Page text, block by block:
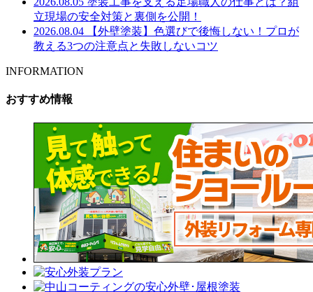
立現場の安全対策と裏側を公開！
2026.08.04
【外壁塗装】色選びで後悔しない！プロが
教える3つの注意点と失敗しないコツ
INFORMATION
おすすめ情報